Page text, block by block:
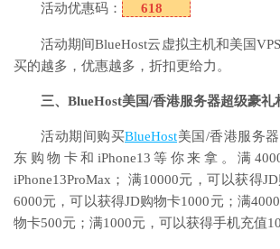
活动优惠码： 618
活动期间BlueHost云虚拟主机和美国
买的越多，优惠越多，折扣更给力。
三、BlueHost美国/香港服务器超级豪礼
活动期间购买BlueHost美国/香港服务
东购物卡和iPhone13等你来拿。满
iPhone13ProMax； 满10000元，可以获得
6000元，可以获得JD购物卡1000元；满
物卡500元；满1000元，可以获得手机充值